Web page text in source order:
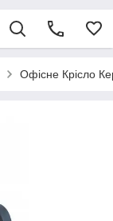
Офісне Крісло